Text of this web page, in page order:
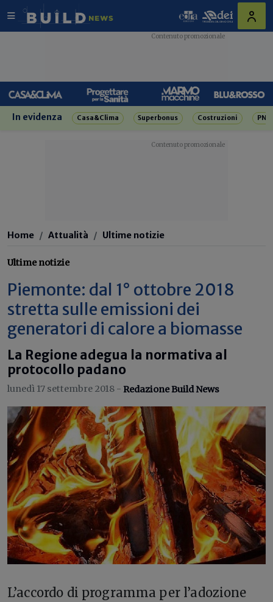
In evidenza Casa&Clima Superbonus Costruzioni
Home Attualità Ultime notizie
Ultime notizie
Piemonte: dal 1° ottobre 2018
stretta sulle emissioni dei
generatori di calore a biomasse
La Regione adegua la normativa al
protocollo padano
lunedì 17 settembre 2018 - Redazione Build News
L’accordo di programma per l’adozione